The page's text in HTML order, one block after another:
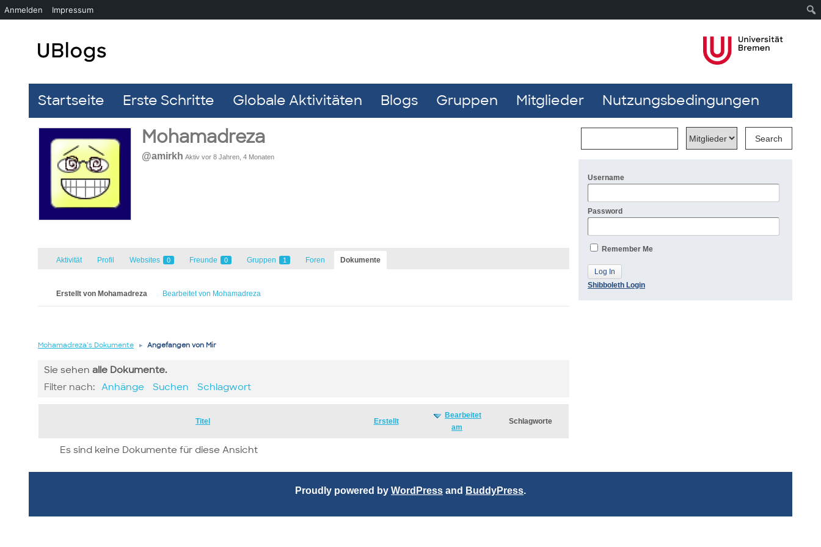
Startseite Erste Schritte Globale Aktivitäten Blogs Gruppen Mitglieder Nutzungsbedingungen
Mohamadreza
@amirkh Aktiv vor 8 Jahren, 4 Monaten
Aktivität Profil Websites 0 Freunde 0 Gruppen 1 Foren Dokumente
Erstellt von Mohamadreza Bearbeitet von Mohamadreza
Mohamadreza’s Dokumente ▸ Angefangen von Mir
Sie sehen alle Dokumente.
Filter nach: Anhänge Suchen Schlagwort
Titel Erstellt
Bearbeitet
am
Schlagworte
Es sind keine Dokumente für diese Ansicht
Username
Password
Remember Me
Shibboleth Login
Proudly powered by WordPress and BuddyPress.
Anmelden Impressum